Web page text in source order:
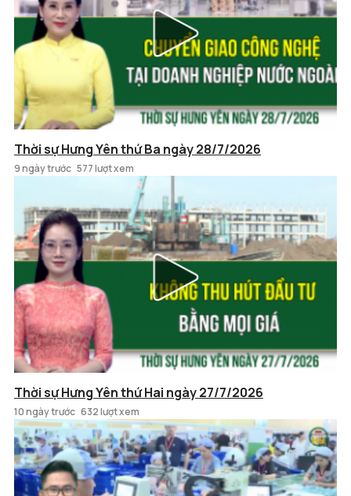
Thời sự Hưng Yên thứ Ba ngày 28/7/2026
9 ngày trước 577 lượt xem
Thời sự Hưng Yên thứ Hai ngày 27/7/2026
10 ngày trước 632 lượt xem